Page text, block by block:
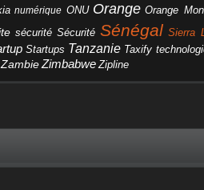
numérique ONU Orange Orange
sécurité Sécurité Sénégal Sierra
Startups Tanzanie Taxify
Zambie Zimbabwe Zipline